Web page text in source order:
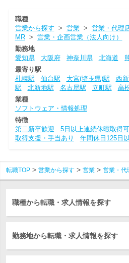
職種
営業から探す > 営業> 営業・代理
MR> 営業・企画営業（法人向け）
勤務地
愛知県
大阪府 神奈川県 北海道
最寄り駅
札幌駅
仙台駅 大宮(埼玉県)駅 西
駅
北新地駅 名古屋駅 立町駅
高
業種
ソフトウェア・情報処理
特徴
第二新卒歓迎
5日以上連続休暇取得
取得支援・手当あり
年間休日125日
転職TOP 営業から探す 営業 営業・代
職種から転職・求人情報を探す
勤務地から転職・求人情報を探す